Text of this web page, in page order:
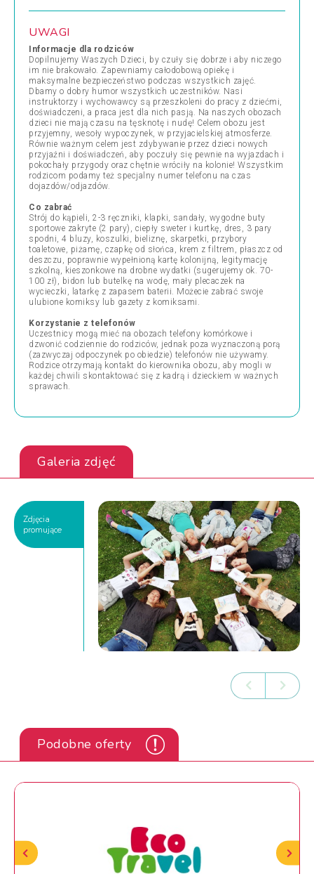
UWAGI
Informacje dla rodziców
Dopilnujemy Waszych Dzieci, by czuły się dobrze i aby niczego
im nie brakowało. Zapewniamy całodobową opiekę i
maksymalne bezpieczeństwo podczas wszystkich zajęć.
Dbamy o dobry humor wszystkich uczestników. Nasi
instruktorzy i wychowawcy są przeszkoleni do pracy z dziećmi,
doświadczeni, a praca jest dla nich pasją. Na naszych obozach
dzieci nie mają czasu na tęsknotę i nudę! Celem obozu jest
przyjemny, wesoły wypoczynek, w przyjacielskiej atmosferze.
Równie ważnym celem jest zdybywanie przez dzieci nowych
przyjaźni i doświadczeń, aby poczuły się pewnie na wyjazdach i
pokochały przygody oraz chętnie wróciły na kolonie! Wszystkim
rodzicom podamy też specjalny numer telefonu na czas
dojazdów/odjazdów.
Co zabrać
Strój do kąpieli, 2-3 ręczniki, klapki, sandały, wygodne buty
sportowe zakryte (2 pary), ciepły sweter i kurtkę, dres, 3 pary
spodni, 4 bluzy, koszulki, bieliznę, skarpetki, przybory
toaletowe, piżamę, czapkę od słońca, krem z filtrem, płaszcz od
deszczu, poprawnie wypełnioną kartę kolonijną, legitymację
szkolną, kieszonkowe na drobne wydatki (sugerujemy ok. 70-
100 zł), bidon lub butelkę na wodę, mały plecaczek na
wycieczki, latarkę z zapasem baterii. Możecie zabrać swoje
ulubione komiksy lub gazety z komiksami.
Korzystanie z telefonów
Uczestnicy mogą mieć na obozach telefony komórkowe i
dzwonić codziennie do rodziców, jednak poza wyznaczoną porą
(zazwyczaj odpoczynek po obiedzie) telefonów nie używamy.
Rodzice otrzymają kontakt do kierownika obozu, aby mogli w
każdej chwili skontaktować się z kadrą i dzieckiem w ważnych
sprawach.
Galeria zdjęć
Zdjęcia
promujące
Podobne oferty